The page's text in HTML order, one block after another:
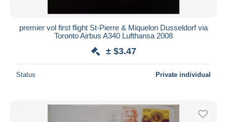
Closing in
Price
premier vol first flight St-Pierre & Miquelon Dusseldorf via
Toronto Airbus A340 Lufthansa 2008
± $3.47
Status Private individual